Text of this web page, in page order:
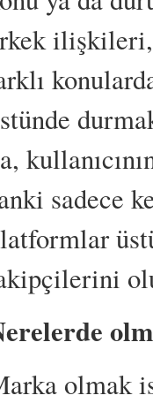
ilişkileri,
sadece
olmak